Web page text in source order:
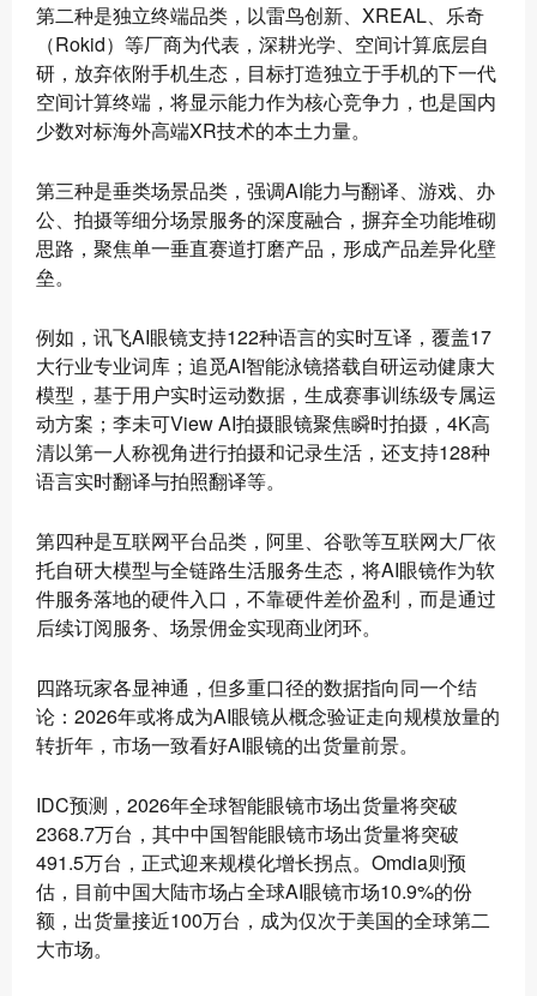
第二种是独立终端品类，以雷鸟创新、XREAL、乐奇
（Rokid）等厂商为代表，深耕光学、空间计算底层自
研，放弃依附手机生态，目标打造独立于手机的下一代
空间计算终端，将显示能力作为核心竞争力，也是国内
少数对标海外高端XR技术的本土力量。
第三种是垂类场景品类，强调AI能力与翻译、游戏、办
公、拍摄等细分场景服务的深度融合，摒弃全功能堆砌
思路，聚焦单一垂直赛道打磨产品，形成产品差异化壁
垒。
例如，讯飞AI眼镜支持122种语言的实时互译，覆盖17
大行业专业词库；追觅AI智能泳镜搭载自研运动健康大
模型，基于用户实时运动数据，生成赛事训练级专属运
动方案；李未可View AI拍摄眼镜聚焦瞬时拍摄，4K高
清以第一人称视角进行拍摄和记录生活，还支持128种
语言实时翻译与拍照翻译等。
第四种是互联网平台品类，阿里、谷歌等互联网大厂依
托自研大模型与全链路生活服务生态，将AI眼镜作为软
件服务落地的硬件入口，不靠硬件差价盈利，而是通过
后续订阅服务、场景佣金实现商业闭环。
四路玩家各显神通，但多重口径的数据指向同一个结
论：2026年或将成为AI眼镜从概念验证走向规模放量的
转折年，市场一致看好AI眼镜的出货量前景。
IDC预测，2026年全球智能眼镜市场出货量将突破
2368.7万台，其中中国智能眼镜市场出货量将突破
491.5万台，正式迎来规模化增长拐点。Omdia则预
估，目前中国大陆市场占全球AI眼镜市场10.9%的份
额，出货量接近100万台，成为仅次于美国的全球第二
大市场。